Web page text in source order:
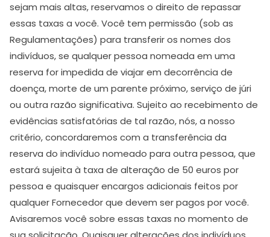
sejam mais altas, reservamos o direito de repassar
essas taxas a você. Você tem permissão (sob as
Regulamentações) para transferir os nomes dos
indivíduos, se qualquer pessoa nomeada em uma
reserva for impedida de viajar em decorrência de
doença, morte de um parente próximo, serviço de júri
ou outra razão significativa. Sujeito ao recebimento de
evidências satisfatórias de tal razão, nós, a nosso
critério, concordaremos com a transferência da
reserva do indivíduo nomeado para outra pessoa, que
estará sujeita à taxa de alteração de 50 euros por
pessoa e quaisquer encargos adicionais feitos por
qualquer Fornecedor que devem ser pagos por você.
Avisaremos você sobre essas taxas no momento de